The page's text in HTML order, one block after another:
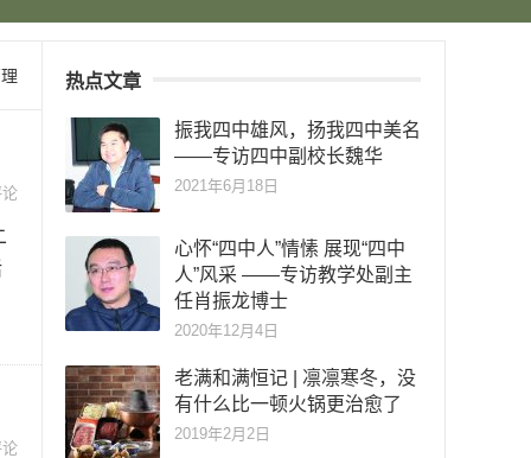
热点文章
振我四中雄风，扬我四中美名
——专访四中副校长魏华
2021年6月18日
心怀“四中人”情愫 展现“四中
人”风采 ——专访教学处副主
任肖振龙博士
2020年12月4日
老满和满恒记 | 凛凛寒冬，没
有什么比一顿火锅更治愈了
2019年2月2日